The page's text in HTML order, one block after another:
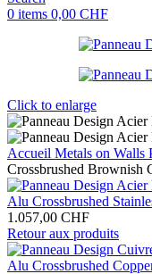
0 items 0,00 CHF
Click to enlarge
Accueil Metals on Walls
Crossbrushed Brownish
Alu Crossbrushed
1.057,00 CHFPlage
de
prix :
431,00
Retour aux produits
Alu Crossbrushed